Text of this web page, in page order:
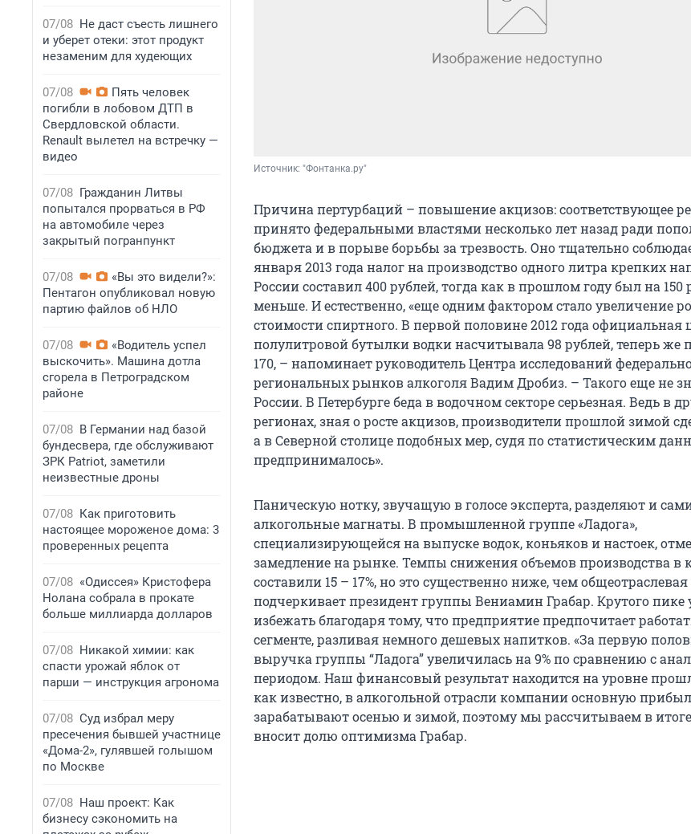
07/08 Не даст съесть лишнего
и уберет отеки: этот продукт
незаменим для худеющих
07/08
Пять человек
погибли в лобовом ДТП в
Свердловской области.
Renault вылетел на встречку —
видео
07/08 Гражданин Литвы
попытался прорваться в РФ
на автомобиле через
закрытый погранпункт
07/08
«Вы это видели?»:
Пентагон опубликовал новую
партию файлов об НЛО
07/08
«Водитель успел
выскочить». Машина дотла
сгорела в Петроградском
районе
07/08 В Германии над базой
бундесвера, где обслуживают
ЗРК Patriot, заметили
неизвестные дроны
07/08 Как приготовить
настоящее мороженое дома: 3
проверенных рецепта
07/08 «Одиссея» Кристофера
Нолана собрала в прокате
больше миллиарда долларов
07/08 Никакой химии: как
спасти урожай яблок от
парши — инструкция агронома
07/08 Суд избрал меру
пресечения бывшей участнице
«Дома-2», гулявшей голышом
по Москве
07/08 Наш проект: Как
бизнесу сэкономить на
Источник: "Фонтанка.ру"
Причина пертурбаций – повышение акцизов: соответствующее
принято федеральными властями несколько лет назад ради
бюджета и в порыве борьбы за трезвость. Оно тщательно
января 2013 года налог на производство одного литра крепких
России составил 400 рублей, тогда как в прошлом году был на 150
меньше. И естественно, «еще одним фактором стало увеличение
стоимости спиртного. В первой половине 2012 года официальная
полулитровой бутылки водки насчитывала 98 рублей, теперь же
170, – напоминает руководитель Центра исследований
региональных рынков алкоголя Вадим Дробиз. – Такого еще не
России. В Петербурге беда в водочном секторе серьезная. Ведь в
регионах, зная о росте акцизов, производители прошлой зимой
а в Северной столице подобных мер, судя по статистическим
предпринималось».
Паническую нотку, звучащую в голосе эксперта, разделяют и
алкогольные магнаты. В промышленной группе «Ладога»,
специализирующейся на выпуске водок, коньяков и настоек,
замедление на рынке. Темпы снижения объемов производства в
составили 15 – 17%, но это существенно ниже, чем
подчеркивает президент группы Вениамин Грабар. Крутого пике
избежать благодаря тому, что предприятие предпочитает
сегменте, разливая немного дешевых напитков. «За первую
выручка группы “Ладога” увеличилась на 9% по сравнению с
периодом. Наш финансовый результат находится на уровне
как известно, в алкогольной отрасли компании основную
зарабатывают осенью и зимой, поэтому мы рассчитываем в
вносит долю оптимизма Грабар.